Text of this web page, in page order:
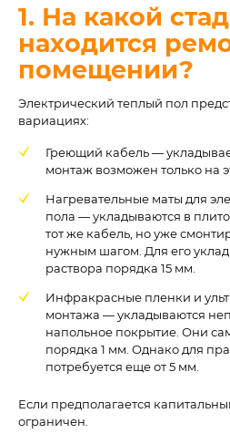
1. На какой
находится
помещении?
Электрический теплый пол
вариациях:
Греющий кабель —
монтаж возможен только на
Нагревательные маты для
пола — укладываются в
тот же кабель, но уже
нужным шагом. Для его
раствора порядка 15 мм.
Инфракрасные пленки и
монтажа — укладываются
напольное покрытие. Они
порядка 1 мм. Однако для
потребуется еще от 5 мм.
Если предполагается
ограничен.